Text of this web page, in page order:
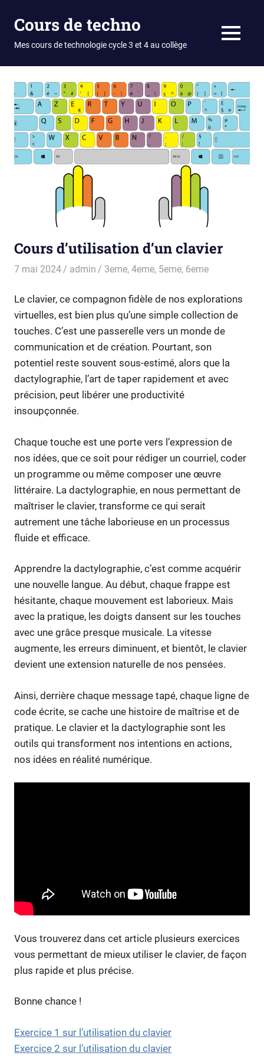
Cours de techno
Mes cours de technologie cycle 3 et 4 au collège MENU
Cours d’utilisation d’un clavier
7 mai 2024 admin 3eme,4eme, 5eme, 6eme
Le clavier, ce compagnon fidèle de nos explorations
virtuelles, est bien plus qu’une simple collection de
touches. C’est une passerelle vers un monde de
communication et de création. Pourtant, son
potentiel reste souvent sous-estimé, alors que la
dactylographie, l’art de taper rapidement et avec
précision, peut libérer une productivité
insoupçonnée.
Chaque touche est une porte vers l’expression de
nos idées, que ce soit pour rédiger un courriel, coder
un programme ou même composer une œuvre
littéraire. La dactylographie, en nous permettant de
maîtriser le clavier, transforme ce qui serait
autrement une tâche laborieuse en un processus
fluide et efficace.
Apprendre la dactylographie, c’est comme acquérir
une nouvelle langue. Au début, chaque frappe est
hésitante, chaque mouvement est laborieux. Mais
avec la pratique, les doigts dansent sur les touches
avec une grâce presque musicale. La vitesse
augmente, les erreurs diminuent, et bientôt, le clavier
devient une extension naturelle de nos pensées.
Ainsi, derrière chaque message tapé, chaque ligne de
code écrite, se cache une histoire de maîtrise et de
pratique. Le clavier et la dactylographie sont les
outils qui transforment nos intentions en actions,
nos idées en réalité numérique.
Vous trouverez dans cet article plusieurs exercices
vous permettant de mieux utiliser le clavier, de façon
plus rapide et plus précise.
Bonne chance !
Exercice 1 sur l’utilisation du clavier
Exercice 2 sur l’utilisation du clavier